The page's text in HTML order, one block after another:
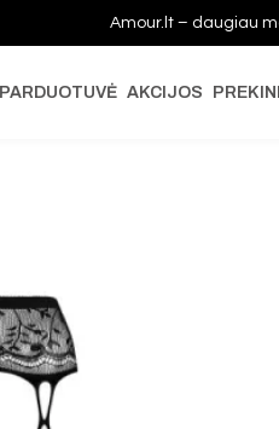
Amour.lt – daugiau
PARDUOTUVĖ AKCIJOS